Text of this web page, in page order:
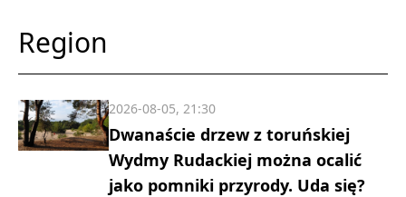
Region
Dwanaście drzew z toruńskiej
Wydmy Rudackiej można ocalić
jako pomniki przyrody. Uda się?
2026-08-05, 21:30